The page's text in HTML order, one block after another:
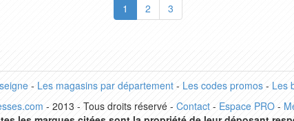
1 2 3
- Les magasins par département- Les codes promos- Les
- 2013 - Tous droits réservé - Contact- Espace PRO-